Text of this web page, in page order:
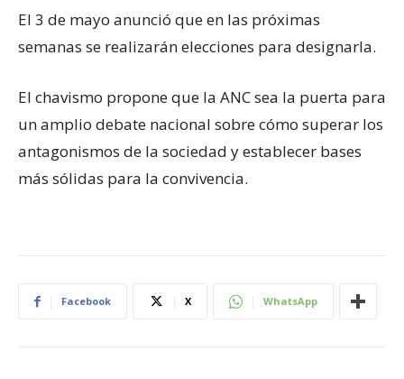
El 3 de mayo anunció que en las próximas
semanas se realizarán elecciones para designarla.
El chavismo propone que la ANC sea la puerta para
un amplio debate nacional sobre cómo superar los
antagonismos de la sociedad y establecer bases
más sólidas para la convivencia.
Facebook X WhatsApp